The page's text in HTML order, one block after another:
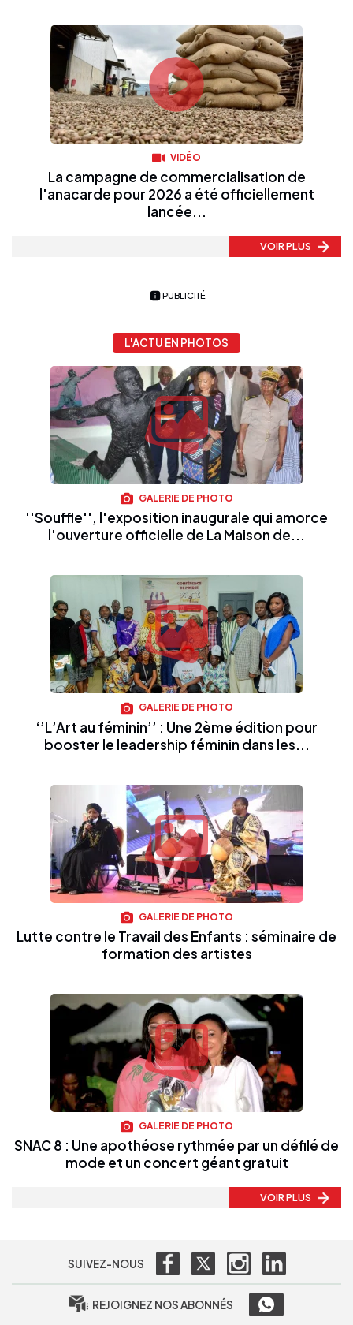
VIDÉO
La campagne de commercialisation de
l'anacarde pour 2026 a été officiellement
lancée...
VOIR PLUS
PUBLICITÉ
L'ACTU EN PHOTOS
GALERIE DE PHOTO
''Souffle'', l'exposition inaugurale qui amorce
l'ouverture officielle de La Maison de...
GALERIE DE PHOTO
‘’L’Art au féminin’’ : Une 2ème édition pour
booster le leadership féminin dans les...
GALERIE DE PHOTO
Lutte contre le Travail des Enfants : séminaire de
formation des artistes
GALERIE DE PHOTO
SNAC 8 : Une apothéose rythmée par un défilé de
mode et un concert géant gratuit
VOIR PLUS
SUIVEZ-NOUS
REJOIGNEZ NOS ABONNÉS